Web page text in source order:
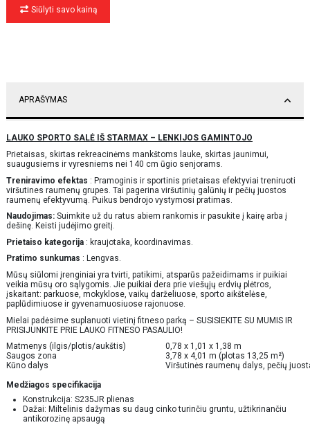
Siūlyti savo kainą
APRAŠYMAS
LAUKO SPORTO SALĖ IŠ STARMAX – LENKIJOS GAMINTOJO
Prietaisas, skirtas rekreacinėms mankštoms lauke, skirtas jaunimui,
suaugusiems ir vyresniems nei 140 cm ūgio senjorams.
Treniravimo efektas : Pramoginis ir sportinis prietaisas efektyviai treniruoti
viršutines raumenų grupes. Tai pagerina viršutinių galūnių ir pečių juostos
raumenų efektyvumą. Puikus bendrojo vystymosi pratimas.
Naudojimas: Suimkite už du ratus abiem rankomis ir pasukite į kairę arba į
dešinę. Keisti judėjimo greitį.
Prietaiso kategorija : kraujotaka, koordinavimas.
Pratimo sunkumas : Lengvas.
Mūsų siūlomi įrenginiai yra tvirti, patikimi, atsparūs pažeidimams ir puikiai
veikia mūsų oro sąlygomis. Jie puikiai dera prie viešųjų erdvių plėtros,
įskaitant: parkuose, mokyklose, vaikų darželiuose, sporto aikštelėse,
paplūdimiuose ir gyvenamuosiuose rajonuose.
Mielai padėsime suplanuoti vietinį fitneso parką – SUSISIEKITE SU MUMIS IR
PRISIJUNKITE PRIE LAUKO FITNESO PASAULIO!
Matmenys (ilgis/plotis/aukštis)
0,78 x 1,01 x 1,38 m
Saugos zona
3,78 x 4,01 m (plotas 13,25 m²)
Kūno dalys
Viršutinės raumenų dalys, pečių
Medžiagos specifikacija
Konstrukcija: S235JR plienas
Dažai: Miltelinis dažymas su daug cinko turinčiu gruntu, užtikrinančiu
antikorozinę apsaugą